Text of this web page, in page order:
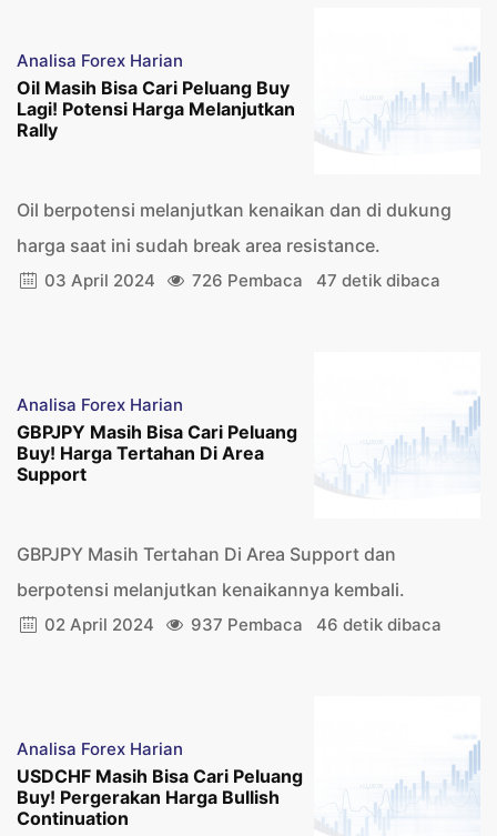
Analisa Forex Harian
Oil Masih Bisa Cari Peluang Buy
Lagi! Potensi Harga Melanjutkan
Rally
Oil berpotensi melanjutkan kenaikan dan di dukung
harga saat ini sudah break area resistance.
03 April 2024 726 Pembaca 47 detik dibaca
Analisa Forex Harian
GBPJPY Masih Bisa Cari Peluang
Buy! Harga Tertahan Di Area
Support
GBPJPY Masih Tertahan Di Area Support dan
berpotensi melanjutkan kenaikannya kembali.
02 April 2024 937 Pembaca 46 detik dibaca
Analisa Forex Harian
USDCHF Masih Bisa Cari Peluang
Buy! Pergerakan Harga Bullish
Continuation